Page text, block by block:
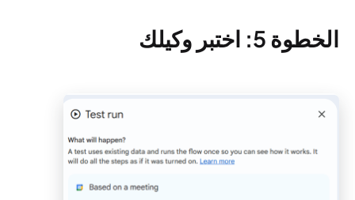
الخطوة 5: اختبر وكيلك